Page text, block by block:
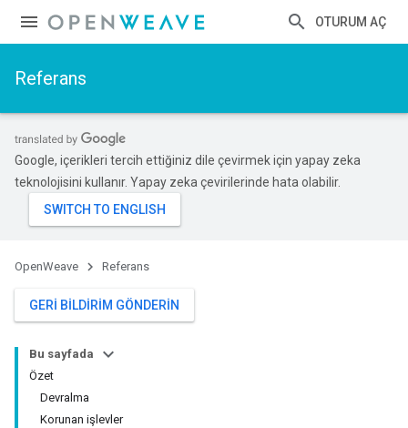
OTURUM AÇ
Referans
Google, içerikleri tercih ettiğiniz dile çevirmek için yapay zeka
teknolojisini kullanır. Yapay zeka çevirilerinde hata olabilir.
OpenWeave Referans
GERI BILDIRIM GÖNDERIN
Bu sayfada
Özet
Devralma
Korunan işlevler